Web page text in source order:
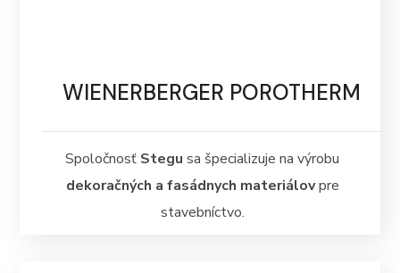
WIENERBERGER POROTHERM
Spoločnosť Stegu sa špecializuje na výrobu
dekoračných a fasádnych materiálovpre
stavebníctvo.